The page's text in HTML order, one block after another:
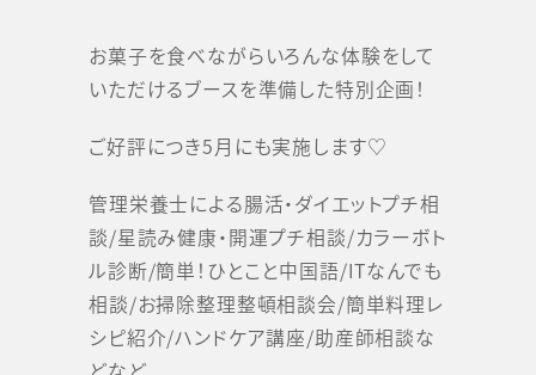
お菓子を食べながらいろんな体験をして
いただけるブースを準備した特別企画！
ご好評につき5月にも実施します♡
管理栄養士による腸活・ダイエットプチ相
談/星読み健康・開運プチ相談/カラーボト
ル診断/簡単！ひとこと中国語/ITなんでも
相談/お掃除整理整頓相談会/簡単料理レ
シピ紹介/ハンドケア講座/助産師相談な